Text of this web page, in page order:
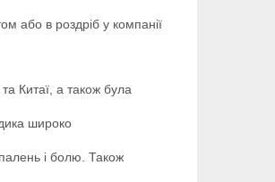
або в роздріб у компанії
Китаї, а також була
широко
і болю. Також